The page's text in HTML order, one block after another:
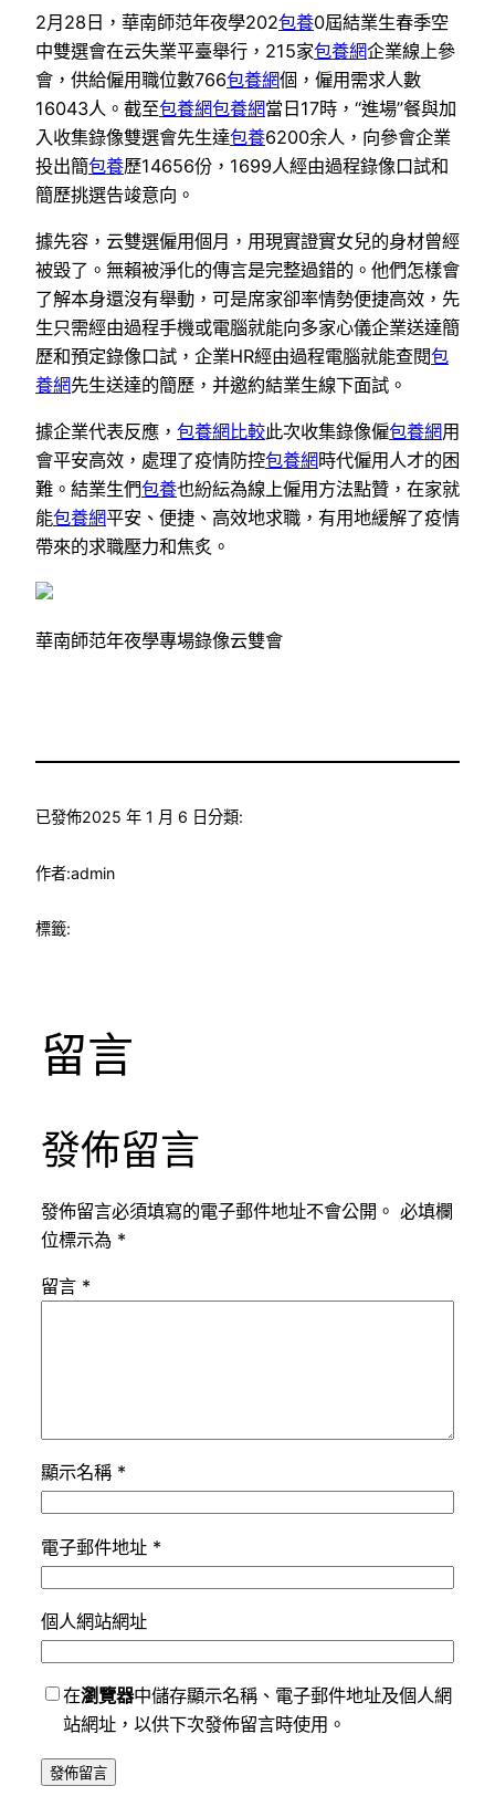
2月28日，華南師范年夜學202包養0屆結業生春季空
中雙選會在云失業平臺舉行，215家包養網企業線上參
會，供給僱用職位數766包養網個，僱用需求人數
16043人。截至包養網包養網當日17時，“進場”餐與加
入收集錄像雙選會先生達包養6200余人，向參會企業
投出簡包養歷14656份，1699人經由過程錄像口試和
簡歷挑選告竣意向。
據先容，云雙選僱用個月，用現實證實女兒的身材曾經
被毀了。無賴被淨化的傳言是完整過錯的。他們怎樣會
了解本身還沒有舉動，可是席家卻率情勢便捷高效，先
生只需經由過程手機或電腦就能向多家心儀企業送達簡
歷和預定錄像口試，企業HR經由過程電腦就能查閱包
養網先生送達的簡歷，并邀約結業生線下面試。
據企業代表反應， 包養網比較此次收集錄像僱包養網用
會平安高效，處理了疫情防控包養網時代僱用人才的困
難。結業生們包養也紛紜為線上僱用方法點贊，在家就
能包養網平安、便捷、高效地求職，有用地緩解了疫情
帶來的求職壓力和焦炙。
華南師范年夜學專場錄像云雙會
已發佈2025 年 1 月 6 日分類:
作者:admin
標籤:
留言
發佈留言
發佈留言必須填寫的電子郵件地址不會公開。 必填欄
位標示為 *
留言 *
顯示名稱 *
電子郵件地址 *
個人網站網址
在瀏覽器中儲存顯示名稱、電子郵件地址及個人網
站網址，以供下次發佈留言時使用。